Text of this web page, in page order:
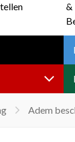
&
Adem